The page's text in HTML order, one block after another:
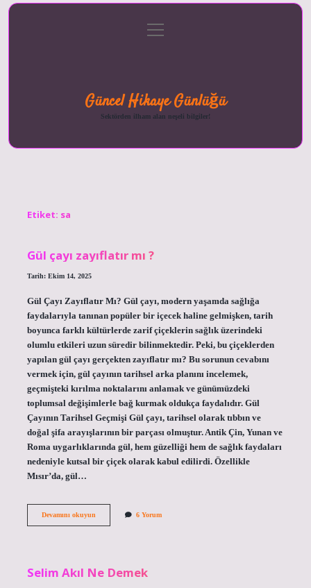
menüyü
aç
Güncel Hikaye Günlüğü
Sektörden ilham alan neşeli bilgiler!
Etiket: sa
Gül çayı zayıflatır mı ?
Tarih: Ekim 14, 2025
Gül Çayı Zayıflatır Mı? Gül çayı, modern yaşamda sağlığa
faydalarıyla tanınan popüler bir içecek haline gelmişken, tarih
boyunca farklı kültürlerde zarif çiçeklerin sağlık üzerindeki
olumlu etkileri uzun süredir bilinmektedir. Peki, bu çiçeklerden
yapılan gül çayı gerçekten zayıflatır mı? Bu sorunun cevabını
vermek için, gül çayının tarihsel arka planını incelemek,
geçmişteki kırılma noktalarını anlamak ve günümüzdeki
toplumsal değişimlerle bağ kurmak oldukça faydalıdır. Gül
Çayının Tarihsel Geçmişi Gül çayı, tarihsel olarak tıbbın ve
doğal şifa arayışlarının bir parçası olmuştur. Antik Çin, Yunan ve
Roma uygarlıklarında gül, hem güzelliği hem de sağlık faydaları
nedeniyle kutsal bir çiçek olarak kabul edilirdi. Özellikle
Mısır’da, gül…
Devamını okuyunGül
6 Yorum
Selim Akıl Ne Demek